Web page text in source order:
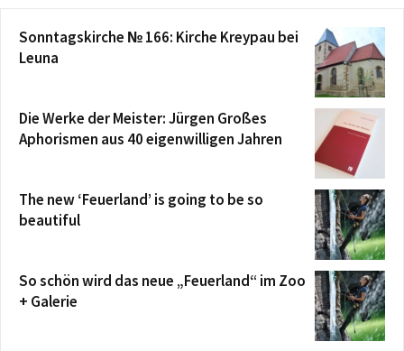
Sonntagskirche № 166: Kirche Kreypau bei
Leuna
Die Werke der Meister: Jürgen Großes
Aphorismen aus 40 eigenwilligen Jahren
The new ‘Feuerland’ is going to be so
beautiful
So schön wird das neue „Feuerland“ im Zoo
+ Galerie